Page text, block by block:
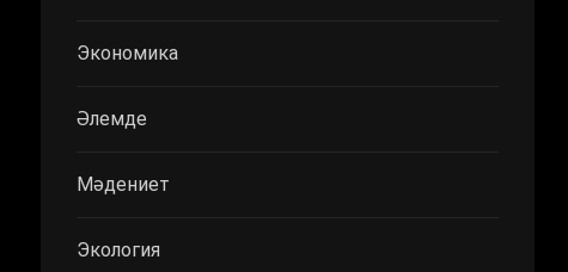
Экономика
Әлемде
Мәдениет
Экология